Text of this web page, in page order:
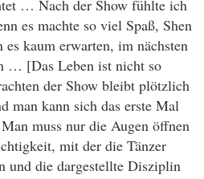
… Nach der Show fühlte ich
es machte so viel Spaß, Shen
kaum erwarten, im nächsten
… [Das Leben ist nicht so
der Show bleibt plötzlich
man kann sich das erste Mal
Man muss nur die Augen öffnen
mit der die Tänzer
und die dargestellte Disziplin